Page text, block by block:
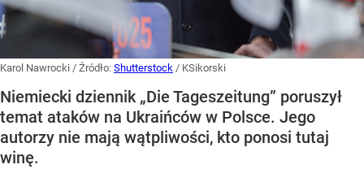
Karol Nawrocki / Źródło: Shutterstock / KSikorski
Niemiecki dziennik „Die Tageszeitung” poruszył
temat ataków na Ukraińców w Polsce. Jego
autorzy nie mają wątpliwości, kto ponosi tutaj
winę.